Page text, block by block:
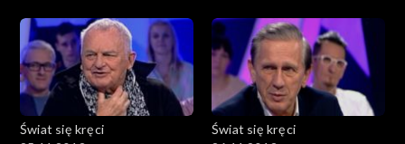
Świat się kręci
Świat się kręci